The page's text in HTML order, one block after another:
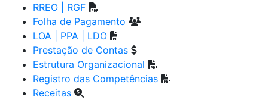
RREO | RGF
Folha de Pagamento
LOA | PPA | LDO
Prestação de Contas
Estrutura Organizacional
Registro das Competências
Receitas